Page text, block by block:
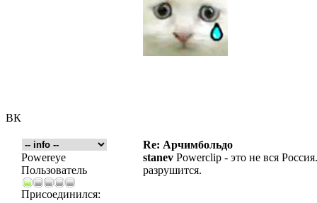
ВК
Re: Арчимбольдо
Powereye
Пользователь
Присоединился:
stanev Powerclip - это не вся
разрушится.